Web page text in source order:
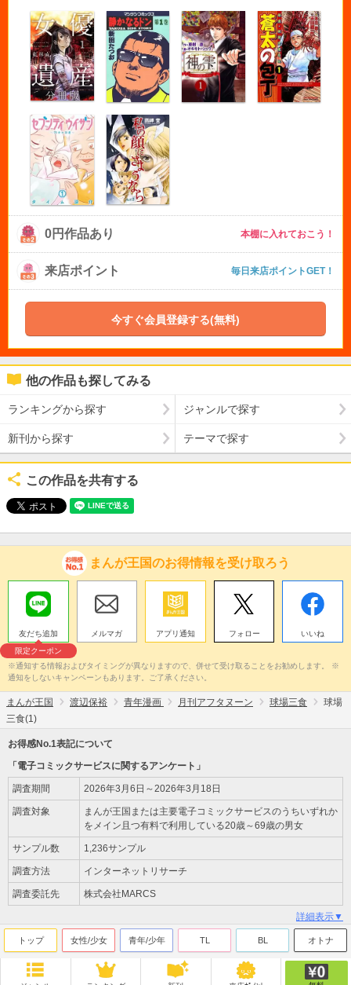
0円作品あり 本棚に入れておこう！
来店ポイント 毎日来店ポイントGET！
今すぐ会員登録する(無料)
他の作品も探してみる
ランキングから探す ジャンルで探す
新刊から探す テーマで探す
この作品を共有する
まんが王国のお得情報を受け取ろう
友だち追加
限定クーポン
メルマガ アプリ通知 フォロー いいね
※通知する情報およびタイミングが異なりますので、併せて受け取ることをお勧めします。 ※
通知をしないキャンペーンもあります。ご了承ください。
まんが王国 渡辺保裕 青年漫画 月刊アフタヌーン 球場三食
球場
三食(1)
お得感No.1表記について
「電子コミックサービスに関するアンケート」
調査期間 2026年3月6日～2026年3月18日
調査対象
まんが王国または主要電子コミックサービスのうちいずれか
をメイン且つ有料で利用している20歳～69歳の男女
サンプル数 1,236サンプル
調査方法 インターネットリサーチ
調査委託先 株式会社MARCS
詳細表示▼
トップ 女性/少女 青年/少年 TL BL オトナ